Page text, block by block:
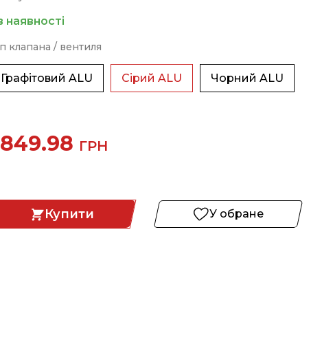
наявності
клапана / вентиля
Графітовий ALU Сірий ALU Чорний ALU
849.98 ГРН
Купити У обране